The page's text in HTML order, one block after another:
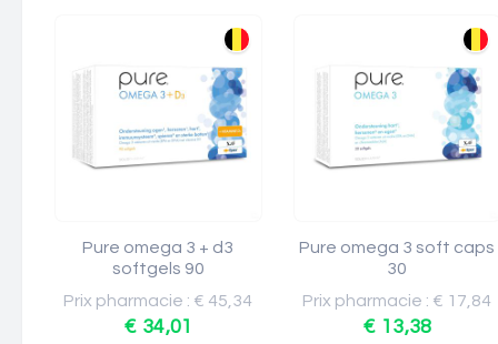
Pure omega 3 + d3
softgels 90
Prix pharmacie : € 45,34
€ 34,01
Pure omega 3 soft caps
30
Prix pharmacie : € 17,84
€ 13,38